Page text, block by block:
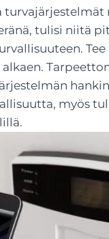
turvajärjestelmät
tulisi niitä
myös